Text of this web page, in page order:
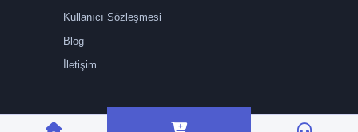
Kullanıcı Sözleşmesi
Blog
İletişim
TRMedya 2026 © Tüm